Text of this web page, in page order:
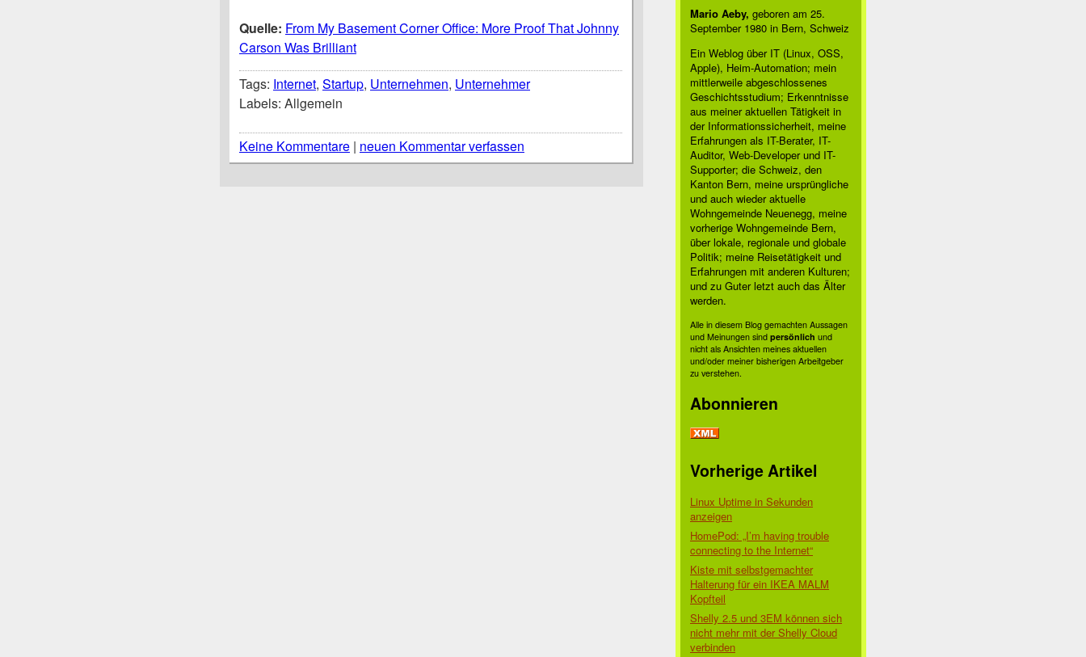
Quelle: From My Basement Corner Office: More Proof That Johnny
Carson Was Brilliant
Tags: Internet, Startup, Unternehmen, Unternehmer
Labels: Allgemein
Keine Kommentare | neuen Kommentar verfassen
Mario Aeby, geboren am 25.
September 1980 in Bern, Schweiz
Ein Weblog über IT (Linux, OSS,
Apple), Heim-Automation; mein
mittlerweile abgeschlossenes
Geschichtsstudium; Erkenntnisse
aus meiner aktuellen Tätigkeit in
der Informationssicherheit, meine
Erfahrungen als IT-Berater, IT-
Auditor, Web-Developer und IT-
Supporter; die Schweiz, den
Kanton Bern, meine ursprüngliche
und auch wieder aktuelle
Wohngemeinde Neuenegg, meine
vorherige Wohngemeinde Bern,
über lokale, regionale und globale
Politik; meine Reisetätigkeit und
Erfahrungen mit anderen Kulturen;
und zu Guter letzt auch das Älter
werden.
Alle in diesem Blog gemachten Aussagen
und Meinungen sind persönlich und
nicht als Ansichten meines aktuellen
und/oder meiner bisherigen Arbeitgeber
zu verstehen.
Abonnieren
Vorherige Artikel
Linux Uptime in Sekunden
anzeigen
HomePod: „I’m having trouble
connecting to the Internet“
Kiste mit selbstgemachter
Halterung für ein IKEA MALM
Kopfteil
Shelly 2.5 und 3EM können sich
nicht mehr mit der Shelly Cloud
verbinden